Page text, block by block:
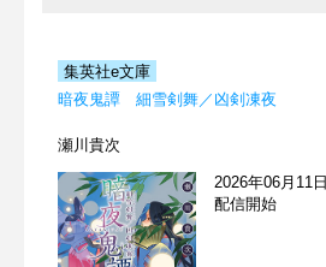
集英社e文庫
暗夜鬼譚 細雪剣舞／凶剣凍夜
瀬川貴次
2026年06月11日
配信開始